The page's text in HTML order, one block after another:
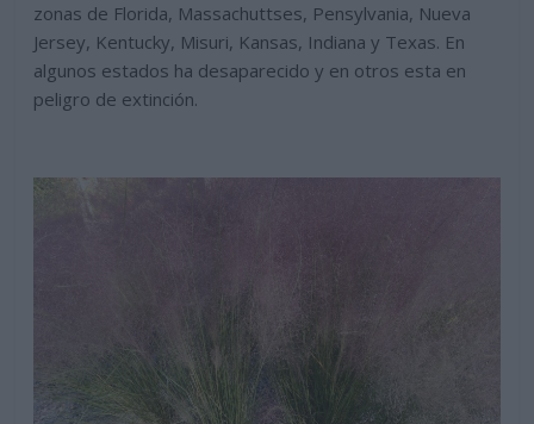
zonas de Florida, Massachuttses, Pensylvania, Nueva
Jersey, Kentucky, Misuri, Kansas, Indiana y Texas. En
algunos estados ha desaparecido y en otros esta en
peligro de extinción.